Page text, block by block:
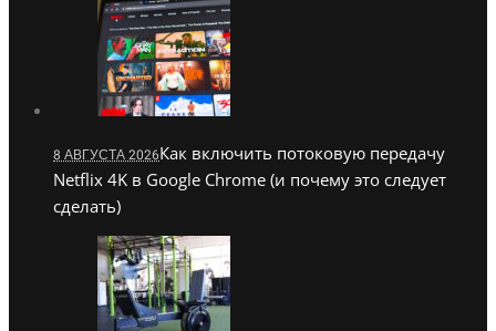
8 АВГУСТА 2026Как включить потоковую передачу
Netflix 4K в Google Chrome (и почему это следует
сделать)